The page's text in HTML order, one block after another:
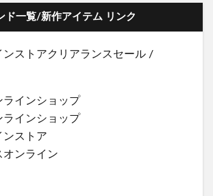
ド一覧/新作アイテム リンク
ンストアクリアランスセール /
ラインショップ
ラインショップ
ンストア
オンライン